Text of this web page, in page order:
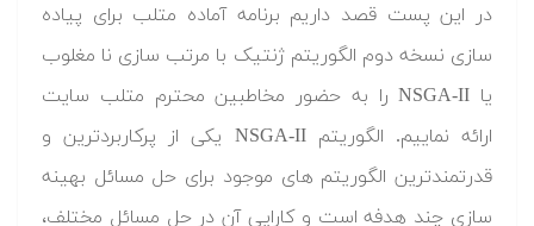
در این پست قصد داریم برنامه آماده متلب برای پیاده
سازی نسخه دوم الگوریتم ژنتیک با مرتب سازی نا مغلوب
یا NSGA-II را به حضور مخاطبین محترم متلب سایت
ارائه نماییم. الگوریتم NSGA-II یکی از پرکاربردترین و
قدرتمندترین الگوریتم های موجود برای حل مسائل بهینه
سازی چند هدفه است و کارایی آن در حل مسائل مختلف،